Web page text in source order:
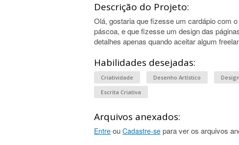
Descrição do Projeto:
Olá, gostaria que fizesse um cardápio com
páscoa, e que fizesse um design das
detalhes apenas quando aceitar algum
Habilidades desejadas:
Criatividade Desenho Artístico
Escrita Criativa
Arquivos anexados:
Entre ou Cadastre-se para ver os arquivos